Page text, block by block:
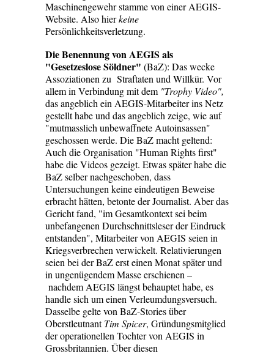
Maschinengewehr stamme von einer AEGIS-
Website. Also hierkeine
Persönlichkeitsverletzung.
Die Benennung von AEGIS als
"Gesetzeslose Söldner" (BaZ): Das wecke
Assoziationen zu Straftaten und Willkür. Vor
allem in Verbindung mit dem "Trophy Video",
das angeblich ein AEGIS-Mitarbeiter ins Netz
gestellt habe und das angeblich zeige, wie auf
"mutmasslich unbewaffnete Autoinsassen"
geschossen werde. Die BaZ macht geltend:
Auch die Organisation "Human Rights first"
habe die Videos gezeigt. Etwas später habe die
BaZ selber nachgeschoben, dass
Untersuchungen keine eindeutigen Beweise
erbracht hätten, betonte der Journalist. Aber das
Gericht fand, "im Gesamtkontext sei beim
unbefangenen Durchschnittsleser der Eindruck
entstanden", Mitarbeiter von AEGIS seien in
Kriegsverbrechen verwickelt. Relativierungen
seien bei der BaZ erst einen Monat später und
in ungenügendem Masse erschienen –
nachdem AEGIS längst behauptet habe, es
handle sich um einen Verleumdungsversuch.
Dasselbe gelte von BaZ-Stories über
OberstleutnantTim Spicer, Gründungsmitglied
der operationellen Tochter von AEGIS in
Grossbritannien. Über diesen